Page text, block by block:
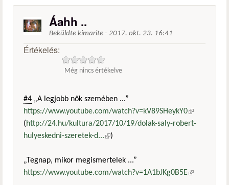
Áahh ..
Beküldte kimarite - 2017. okt. 23. 16:41
Értékelés:
Még nincs értékelve
#4 „A legjobb nők szemében ...”
https://www.youtube.com/watch?v=kV89SHeykY0(külső
hivatkozás)
(http://24.hu/kultura/2017/10/19/dolak-saly-robert-
hulyeskedni-szeretek-d...(külső hivatkozás)
)
„Tegnap, mikor megismertelek ...”
https://www.youtube.com/watch?v=1A1bJKg0B5E(külső